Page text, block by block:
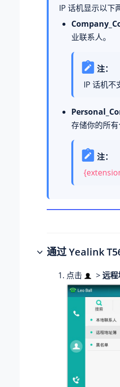
IP 话机显示以下
业联系人。
注：
IP 话机不
存储你的所有
注：
通过 Yealink
点击 >远